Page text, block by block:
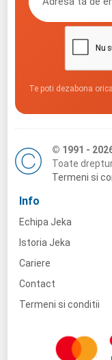
Te poti dezabona
© 1991 -
Toate
Termeni si
Info
Echipa Jeka
Istoria Jeka
Cariere
Contact
Termeni si conditii